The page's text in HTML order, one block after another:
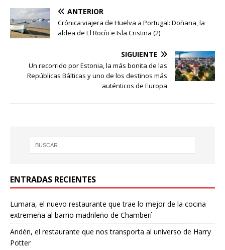
ANTERIOR
Crónica viajera de Huelva a Portugal: Doñana, la
aldea de El Rocío e Isla Cristina (2)
SIGUIENTE
Un recorrido por Estonia, la más bonita de las
Repúblicas Bálticas y uno de los destinos más
auténticos de Europa
ENTRADAS RECIENTES
Lumara, el nuevo restaurante que trae lo mejor de la cocina
extremeña al barrio madrileño de Chamberí
Andén, el restaurante que nos transporta al universo de Harry
Potter